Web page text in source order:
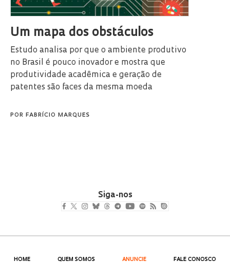
Um mapa dos obstáculos
Estudo analisa por que o ambiente produtivo
no Brasil é pouco inovador e mostra que
produtividade acadêmica e geração de
patentes são faces da mesma moeda
POR FABRÍCIO MARQUES
Siga-nos
HOME QUEM SOMOS ANUNCIE FALE CONOSCO